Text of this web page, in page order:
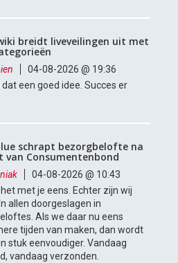
breidt liveveilingen uit met
04-08-2026 @ 19:36
dat een goed idee. Succes er
schrapt bezorgbelofte na
van Consumentenbond
04-08-2026 @ 10:43
het met je eens. Echter zijn wij
allen doorgeslagen in
Als we daar nu eens
tijden van maken, dan wordt
stuk eenvoudiger. Vandaag
vandaag verzonden.